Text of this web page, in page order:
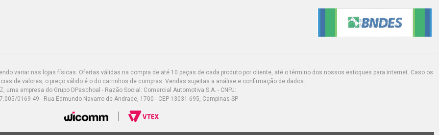
variar nas lojas físicas. Ofertas válidas na compra de até 10 peças de cada produto por cliente, até o término dos nossos estoques para internet. Caso os
de valores, o preço válido é o do carrinhos de compras. Vendas sujeitas a análise e confirmação de dados.
uma empresa do Grupo DPaschoal - Razão Social: Comercial Automotiva S.A. - CNPJ:
0169-49 - Rua Edmundo Navarro de Andrade, 1700 - CEP 13031-695, Campinas-SP